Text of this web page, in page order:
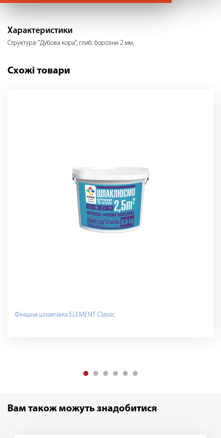
Характеристики
Структура: "Дубова кора", глиб. борозни 2 мм.
Схожі товари
Фінішна шпаклівка ELEMENT Classic
Вам також можуть знадобитися